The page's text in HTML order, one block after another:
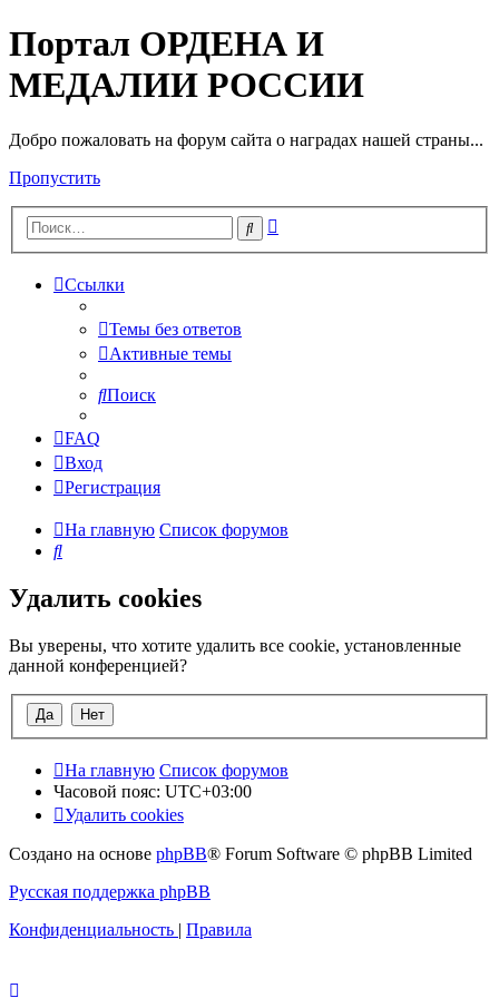
Портал ОРДЕНА И
МЕДАЛИИ РОССИИ
Добро пожаловать на форум сайта о наградах нашей страны...
Пропустить
Поиск
Ссылки
Темы без ответов
Активные темы
Поиск
FAQ
Вход
Регистрация
На главную Список форумов
Поиск
Удалить cookies
Вы уверены, что хотите удалить все cookie, установленные
данной конференцией?
На главную Список форумов
Часовой пояс: UTC+03:00
Удалить cookies
Создано на основе phpBB® Forum Software © phpBB Limited
Русская поддержка phpBB
Конфиденциальность | Правила